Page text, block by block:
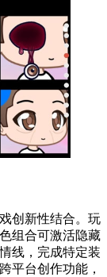
创新性结合。玩
组合可激活隐藏
线，完成特定装
平台创作功能，